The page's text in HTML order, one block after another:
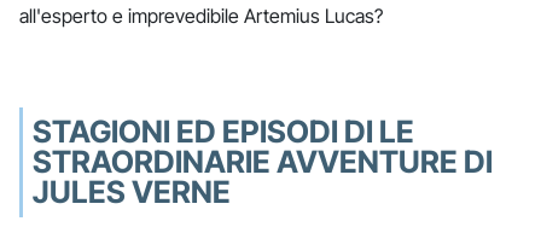
all'esperto e imprevedibile Artemius Lucas?
STAGIONI ED EPISODI DI LE
STRAORDINARIE AVVENTURE DI
JULES VERNE